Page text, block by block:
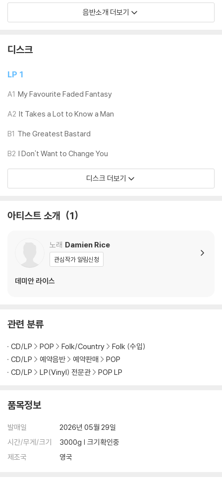
1) 제작/배송 과정에 따라 경미한 재킷 주름, 모서리 눌림, 갈라짐이 발생
있습니다.
외관상 불량 확인되는 상품을 개봉 시엔 반품/교환 처리 불가합니다.
2) 디스크 라벨은 공정상 매끄럽게 부착되지 않을 수도 있으며 겉포장 비
3) 일본 제작 LP는 대부분 겉비닐이 밀봉되어 있지 않습니다.
※ 재생 불량
모델) 다이내믹 사운드의 편차가 큰 트랙을 재생할 때 이상 현상이 발생할
기기 문제로 인해 발생하는 재생 불량 현상에 대해서는 반품/교환이 불가
하니 침압 조절이 가능한 기기에서 재생하실 것을 권유 드립니다.
다. 전용 제품으로 이를 제거하면 대부분 해결됩니다.
※ 디스크 외관 불량
1) 열을 가하여 제작하는 바이닐 공정 특성상 디스크 표면이 미세하게 울
재생이 불안정한 경우 스태빌라이저를 사용하시면 좀 더 안정적인 재생이
지되도록 디스크 센터 홀 구경이 작게 제작되는 경우가 있습니다. 턴테이
블 스핀들에 맞지 않는 경우에는 전용 제품 등을 이용하여 센터 홀을 조정
하시면 해결됩니다.
3) 디스크에 미세한 잔 흠집이 남아있거나 인쇄 면이 깨끗하지 않은 경우
가 있으며, 이는 상품의 불량이 아닙니다. 단, 재생에 이상이 있는 경우에는
불량으로 인한 반품/교환이 가능합니다
※ 컬러 디스크
다.
1) 컬러 디스크는 웹 이미지와 실제 색상이 차이가 날 수 있습니다.
있습니다.
음반소개 더보기
디스크
LP 1
A1 My Favourite Faded Fantasy
A2 It Takes a Lot to Know a Man
B1 The Greatest Bastard
B2 I Don't Want to Change You
디스크 더보기
아티스트 소개 1
노래 Damien Rice
관심작가 알림신청
데미안 라이스
관련 분류
CD/LP POP Folk/Country
Folk (수입)
CD/LP
예약음반 예약판매
POP
CD/LP
LP(Vinyl) 전문관 POP LP
품목정보
발매일
2026년 05월 29일
시간/무게/크기
3000g | 크기확인중
제조국
영국